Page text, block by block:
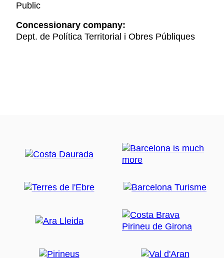
Public
Concessionary company:
Dept. de Política Territorial i Obres Públiques